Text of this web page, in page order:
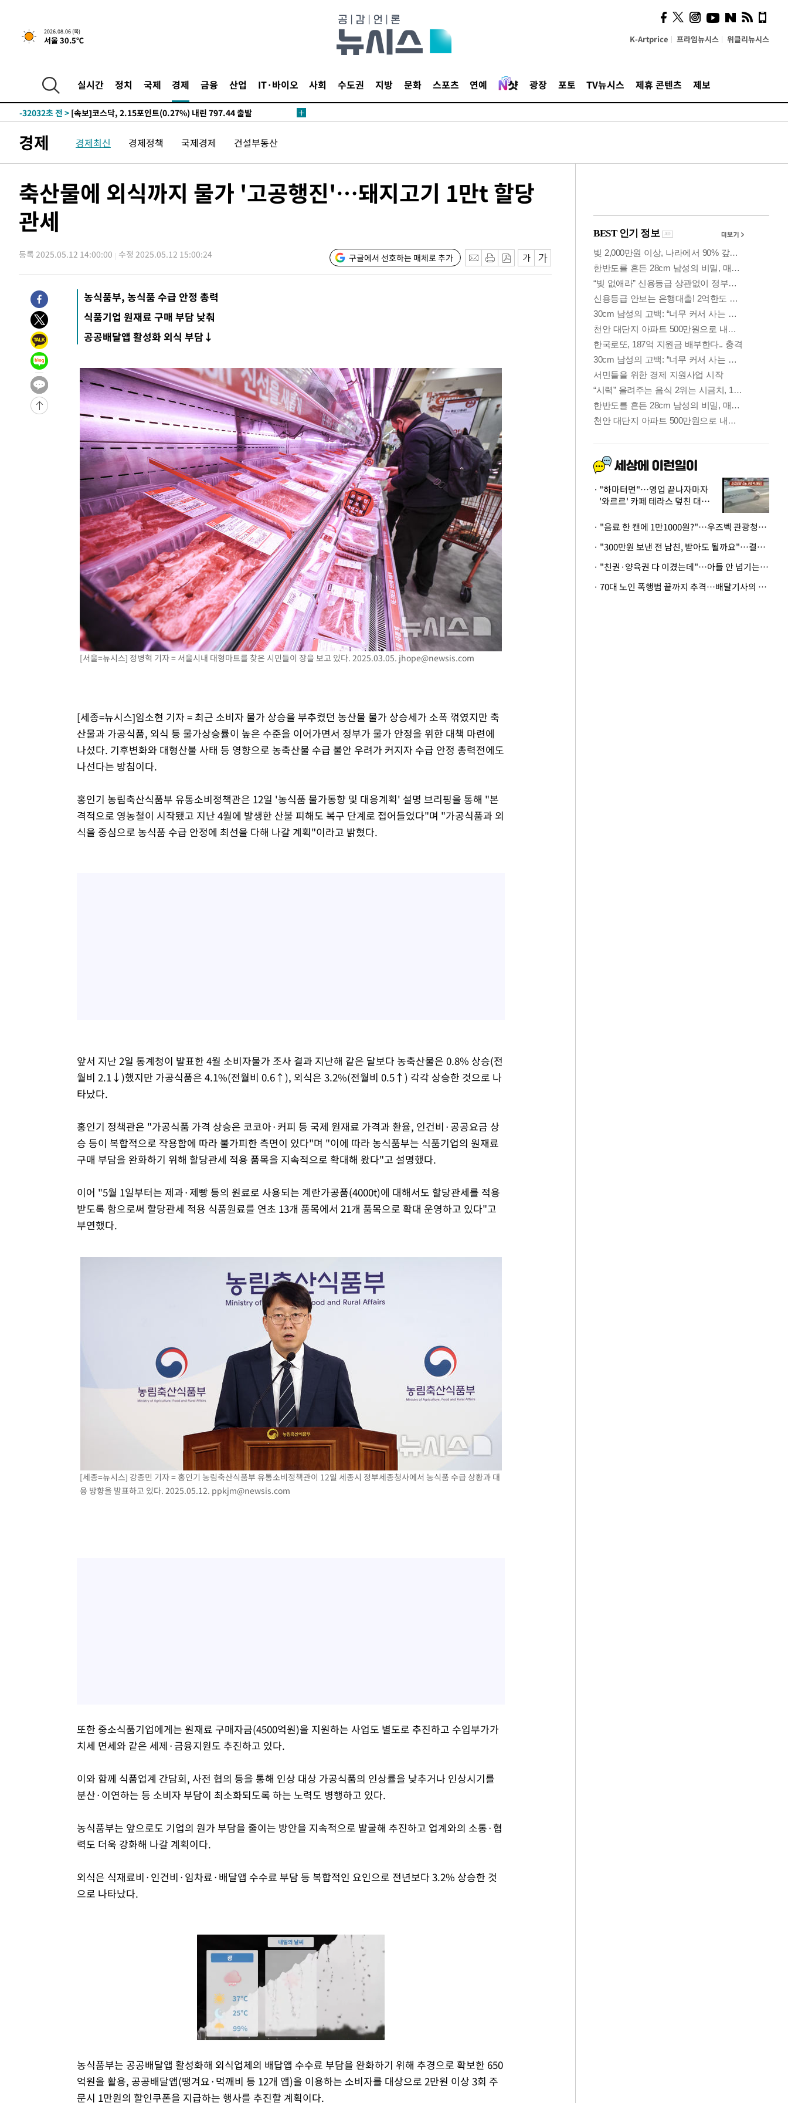
2026.08.06 (목)
서울 30.5℃ K-Artprice 프라임뉴시스 위클리뉴시스
실시간 정치 국제 경제 금융 산업 IT·바이오 사회 수도권 지방 문화 스포츠 연예 광장 포토 TV뉴시스 제휴 콘텐츠 제보
-874초 전 >
[속보] "이란-오만, 호르무즈 해협 통행 항로 합의" 이란 외무부 대변
-32032초 전 >
-32015초 전 > [속보]코스피, 119.51포인트(1.81%) 내린 6478.75 개장
-28413초 전 >
서울 낮 39도 '폭염중대경보'…40도 관측 가능성도
-25775초 전 >미 워싱턴주 스포캔 시의 통제불능 3개 산불, 방화선 일부 구축
우 0.49%↑
-16303초 전 >[속보] 이란 대통령 "지금 최고지도자와 소통하기가 매우 어려워"
취임 3년 인터뷰
-854초 전 >
인
-32052초 전 >
-28482초 전 >6월 경상수지 497.3억 달러…두 달 연속 사상 최대
-28433초 전 >서울 낮 39도 '폭염중대경보'…40도 관측 가능성도
-25795초 전 >
미 워싱턴주 스포캔 시의 통제불능 3개 산불, 방화선 일부 구축
-17968초 전 >
[속보] 호르무즈 해협 이란-오만 협상 기대속 뉴욕증시 혼조 마감 다
우 0.49%↑
-16323초 전 >
취임 3년 인터뷰
-874초 전 >
[속보] "이란-오만, 호르무즈 해협 통행 항로 합의" 이란 외무부 대변
경제 경제최신 경제정책 국제경제 건설부동산
축산물에 외식까지 물가 '고공행진'…돼지고기 1만t 할당
관세
등록 2025.05.12 14:00:00 수정 2025.05.12 15:00:24 구글에서 선호하는 매체로 추가
농식품부, 농식품 수급 안정 총력
식품기업 원재료 구매 부담 낮춰
공공배달앱 활성화 외식 부담↓
[서울=뉴시스] 정병혁 기자 = 서울시내 대형마트를 찾은 시민들이 장을 보고 있다. 2025.03.05. jhope@newsis.com
[세종=뉴시스]임소현 기자 = 최근 소비자 물가 상승을 부추켰던 농산물 물가 상승세가 소폭 꺾였지만 축
산물과 가공식품, 외식 등 물가상승률이 높은 수준을 이어가면서 정부가 물가 안정을 위한 대책 마련에
나섰다. 기후변화와 대형산불 사태 등 영향으로 농축산물 수급 불안 우려가 커지자 수급 안정 총력전에도
나선다는 방침이다.
홍인기 농림축산식품부 유통소비정책관은 12일 '농식품 물가동향 및 대응계획' 설명 브리핑을 통해 "본
격적으로 영농철이 시작됐고 지난 4월에 발생한 산불 피해도 복구 단계로 접어들었다"며 "가공식품과 외
식을 중심으로 농식품 수급 안정에 최선을 다해 나갈 계획"이라고 밝혔다.
앞서 지난 2일 통계청이 발표한 4월 소비자물가 조사 결과 지난해 같은 달보다 농축산물은 0.8% 상승(전
월비 2.1↓)했지만 가공식품은 4.1%(전월비 0.6↑), 외식은 3.2%(전월비 0.5↑) 각각 상승한 것으로 나
타났다.
홍인기 정책관은 "가공식품 가격 상승은 코코아·커피 등 국제 원재료 가격과 환율, 인건비·공공요금 상
승 등이 복합적으로 작용함에 따라 불가피한 측면이 있다"며 "이에 따라 농식품부는 식품기업의 원재료
구매 부담을 완화하기 위해 할당관세 적용 품목을 지속적으로 확대해 왔다"고 설명했다.
이어 "5월 1일부터는 제과·제빵 등의 원료로 사용되는 계란가공품(4000t)에 대해서도 할당관세를 적용
받도록 함으로써 할당관세 적용 식품원료를 연초 13개 품목에서 21개 품목으로 확대 운영하고 있다"고
부연했다.
[세종=뉴시스] 강종민 기자 = 홍인기 농림축산식품부 유통소비정책관이 12일 세종시 정부세종청사에서 농식품 수급 상황과 대
응 방향을 발표하고 있다. 2025.05.12. ppkjm@newsis.com
또한 중소식품기업에게는 원재료 구매자금(4500억원)을 지원하는 사업도 별도로 추진하고 수입부가가
치세 면세와 같은 세제·금융지원도 추진하고 있다.
이와 함께 식품업계 간담회, 사전 협의 등을 통해 인상 대상 가공식품의 인상률을 낮추거나 인상시기를
분산·이연하는 등 소비자 부담이 최소화되도록 하는 노력도 병행하고 있다.
농식품부는 앞으로도 기업의 원가 부담을 줄이는 방안을 지속적으로 발굴해 추진하고 업계와의 소통·협
력도 더욱 강화해 나갈 계획이다.
외식은 식재료비·인건비·임차료·배달앱 수수료 부담 등 복합적인 요인으로 전년보다 3.2% 상승한 것
으로 나타났다.
Mute
농식품부는 공공배달앱 활성화해 외식업체의 배답앱 수수료 부담을 완화하기 위해 추경으로 확보한 650
억원을 활용, 공공배달앱(땡겨요·먹깨비 등 12개 앱)을 이용하는 소비자를 대상으로 2만원 이상 3회 주
문시 1만원의 할인쿠폰을 지급하는 행사를 추진할 계획이다.
카페사장들 "배달플랫폼 상
생안이 더 절실"
"하마터면"…영업 끝나자마자
'와르르' 카페 테라스 덮친 대리
· "음료 한 캔에 1만1000원?"…우즈벡 관광청까지 나섰다, 유튜버 폭로 후폭풍
· "300만원 보낸 전 남친, 받아도 될까요"…결혼 앞둔 예비신부의 뜻밖 고충
· "친권·양육권 다 이겼는데"…아들 안 넘기는 아내에 '강제집행' 가능할까
· 70대 노인 폭행범 끝까지 추격…배달기사의 용기, 추가 피해 막았다